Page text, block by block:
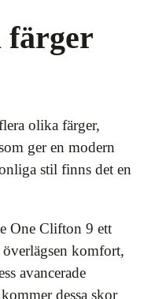
färger
olika färger,
ger en modern
stil finns det en
One Clifton 9 ett
komfort,
avancerade
dessa skor